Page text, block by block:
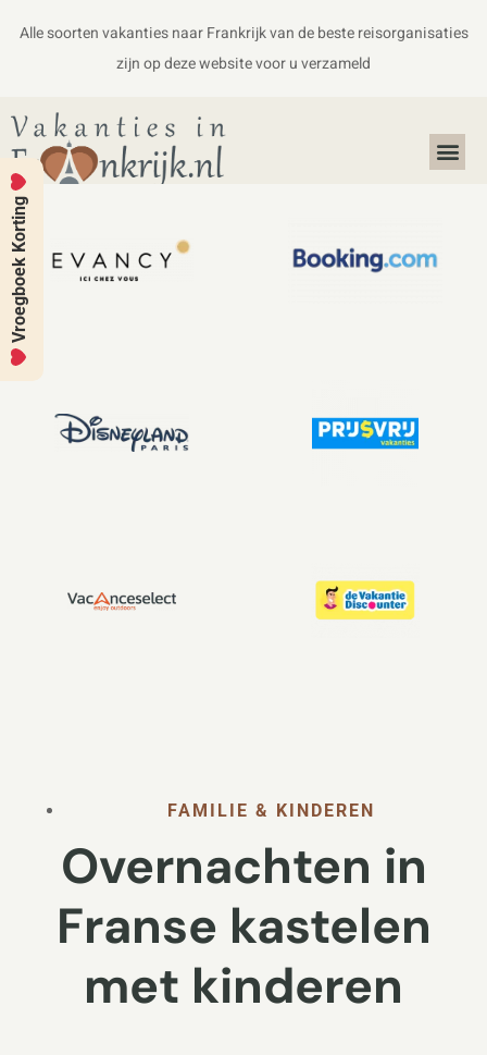
Alle soorten vakanties naar Frankrijk van de beste reisorganisaties
zijn op deze website voor u verzameld
FAMILIE & KINDEREN
Overnachten in
Franse kastelen
met kinderen
Vroegboek Korting